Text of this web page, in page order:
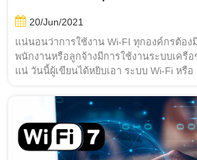
20/Jun/2021
แน่นอนว่าการใช้งาน Wi-FI ทุกองค์กรต้อง
พนักงานหรือลูกจ้างมีการใช้งานระบบเครื
แน่ วันนี้ผู้เขียนได้หยิบเอา ระบบ Wi-Fi หรือ
หรือเรียกรวมๆว่า ระบบเครือข่ายไร้สายอัจ